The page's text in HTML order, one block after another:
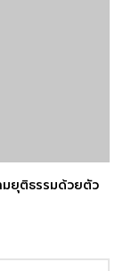
มยุติธรรมด้วยตัว